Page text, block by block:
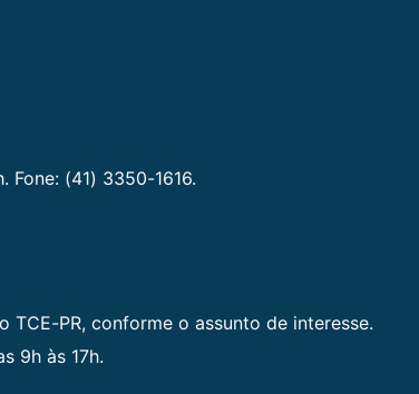
Fone: (41) 3350-1616.
TCE-PR, conforme o assunto de interesse.
9h às 17h.